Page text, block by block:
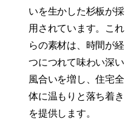
いを生かした杉板が採
用されています。これ
らの素材は、時間が経
つにつれて味わい深い
風合いを増し、住宅全
体に温もりと落ち着き
を提供します。